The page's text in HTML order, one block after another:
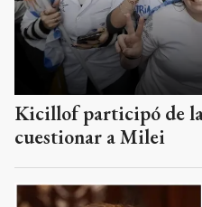
Kicillof participó de
cuestionar a Milei